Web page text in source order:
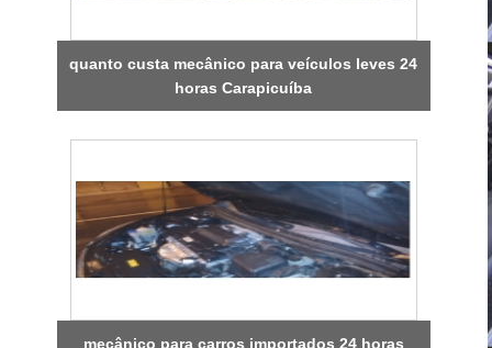
quanto custa mecânico para veículos leves 24
horas Carapicuíba
mecânico para carros importados 24 horas